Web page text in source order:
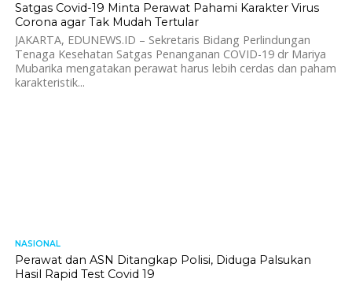
Satgas Covid-19 Minta Perawat Pahami Karakter Virus
Corona agar Tak Mudah Tertular
JAKARTA, EDUNEWS.ID – Sekretaris Bidang Perlindungan
Tenaga Kesehatan Satgas Penanganan COVID-19 dr Mariya
Mubarika mengatakan perawat harus lebih cerdas dan paham
karakteristik...
NASIONAL
Perawat dan ASN Ditangkap Polisi, Diduga Palsukan
Hasil Rapid Test Covid 19